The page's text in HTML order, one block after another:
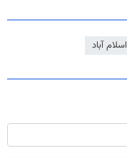
اسلام آباد